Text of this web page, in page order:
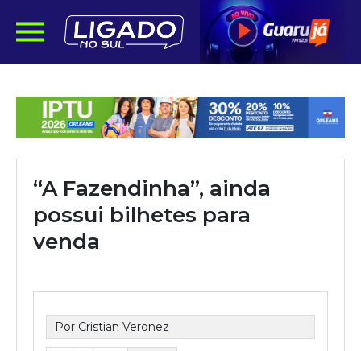
“A Fazendinha”, ainda
possui bilhetes para
venda
Por Cristian Veronez